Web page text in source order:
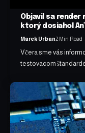
Objavil sa render
ktorý dosiahol
Marek Urban2 Min Read
Včera sme vás
testovacom